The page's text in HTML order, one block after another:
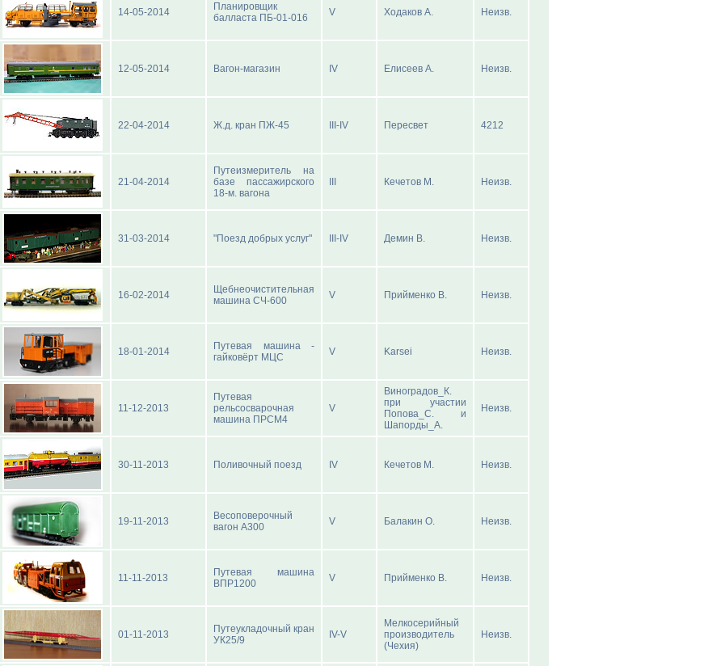
14-05-2014
Планировщик
балласта ПБ-01-016
V Ходаков А. Неизв.
12-05-2014 Вагон-магазин IV Елисеев А. Неизв.
22-04-2014 Ж.д. кран ПЖ-45 III-IV Пересвет 4212
21-04-2014
Путеизмеритель на
базе пассажирского
18-м. вагона
Кечетов М. Неизв.
31-03-2014 "Поезд добрых услуг" III-IV Демин В. Неизв.
16-02-2014
Щебнеочистительная
машина СЧ-600
V Прийменко В. Неизв.
18-01-2014
Путевая машина -
гайковёрт МЦС
V Karsei Неизв.
11-12-2013
Путевая
рельсосварочная
машина ПРСМ4
V
Виноградов_К.
при участии
Попова_С. и
Шапорды_А.
Неизв.
30-11-2013 Поливочный поезд IV Кечетов М. Неизв.
19-11-2013
Весоповерочный
вагон А300
V Балакин О. Неизв.
11-11-2013
Путевая машина
ВПР1200
V Прийменко В. Неизв.
01-11-2013
Путеукладочный кран
УК25/9
IV-V
Мелкосерийный
производитель
(Чехия)
Неизв.